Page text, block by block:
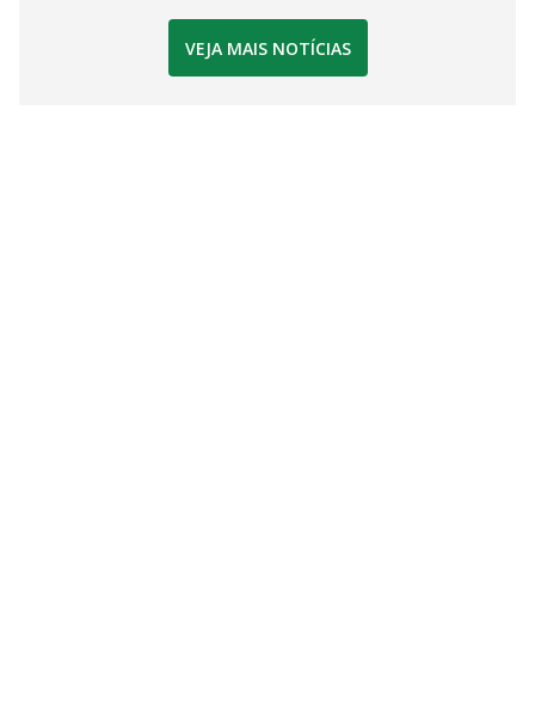
VEJA MAIS NOTÍCIAS